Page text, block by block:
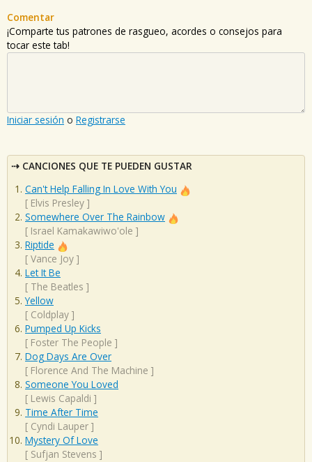
Comentar
¡Comparte tus patrones de rasgueo, acordes o consejos para
tocar este tab!
Iniciar sesión o Registrarse
CANCIONES QUE TE PUEDEN GUSTAR
Can't Help Falling In Love With You
[ Elvis Presley ]
Somewhere Over The Rainbow
[ Israel Kamakawiwo'ole ]
Riptide
[ Vance Joy ]
Let It Be
[ The Beatles ]
Yellow
[ Coldplay ]
Pumped Up Kicks
[ Foster The People ]
Dog Days Are Over
[ Florence And The Machine ]
Someone You Loved
[ Lewis Capaldi ]
Time After Time
[ Cyndi Lauper ]
Mystery Of Love
[ Sufjan Stevens ]